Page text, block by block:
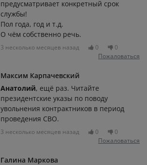
предусматривает конкретный срок
службы!
Пол года, год и т.д.
О чём собственно речь.
3 несколько месяцев назад 0
0
Пожаловаться
Максим Карпачевский
Анатолий, ещё раз. Читайте
президентские указы по поводу
увольнения контрактников в период
проведения СВО.
3 несколько месяцев назад 0
0
Пожаловаться
Галина Маркова